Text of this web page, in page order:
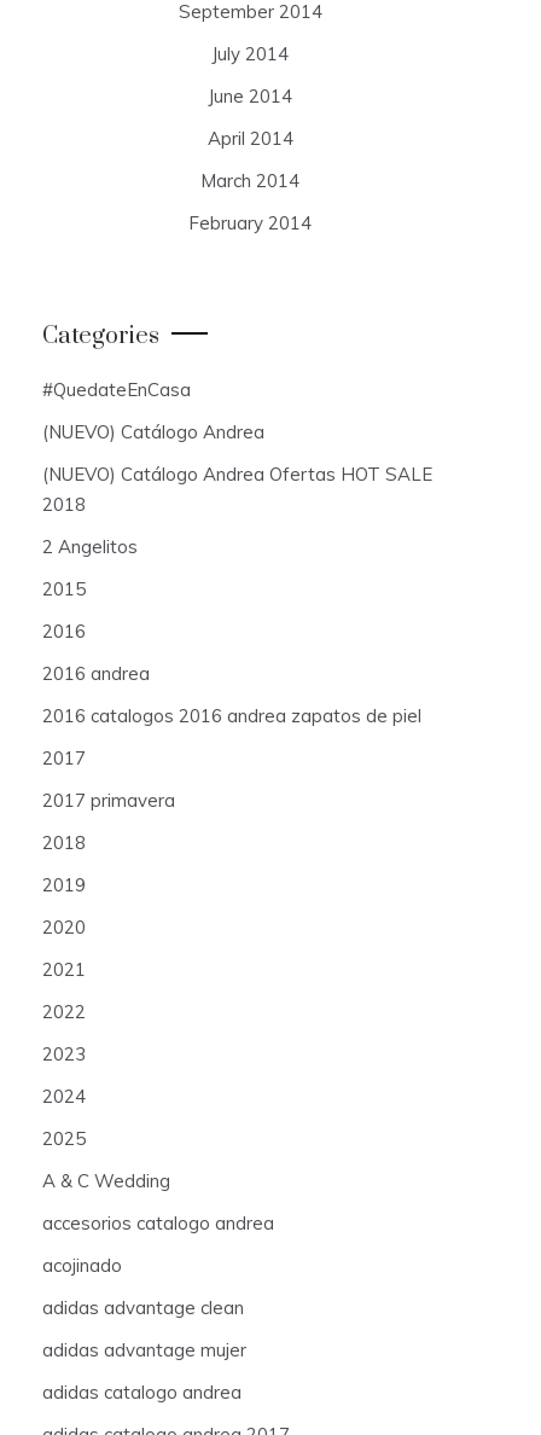
September 2014
July 2014
June 2014
April 2014
March 2014
February 2014
Categories
#QuedateEnCasa
(NUEVO) Catálogo Andrea
(NUEVO) Catálogo Andrea Ofertas HOT SALE
2018
2 Angelitos
2015
2016
2016 andrea
2016 catalogos 2016 andrea zapatos de piel
2017
2017 primavera
2018
2019
2020
2021
2022
2023
2024
2025
A & C Wedding
accesorios catalogo andrea
acojinado
adidas advantage clean
adidas advantage mujer
adidas catalogo andrea